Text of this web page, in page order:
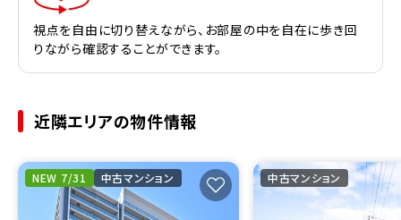
視点を自由に切り替えながら、お部屋の中を自在に歩き回
りながら確認することができます。
近隣エリアの物件情報
NEW 7/31 中古マンション 中古マンション